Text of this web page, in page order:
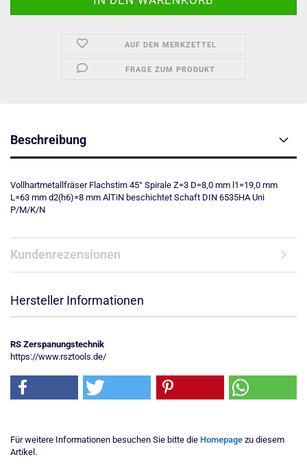
AUF DEN MERKZETTEL
FRAGE ZUM PRODUKT
Beschreibung
Vollhartmetallfräser Flachstirn 45° Spirale Z=3 D=8,0 mm l1=19,0 mm
L=63 mm d2(h6)=8 mm AlTiN beschichtet Schaft DIN 6535HA Uni
P/M/K/N
Kundenrezensionen
Hersteller Informationen
RS Zerspanungstechnik
https://www.rsztools.de/
Für weitere Informationen besuchen Sie bitte die Homepage zu diesem
Artikel.